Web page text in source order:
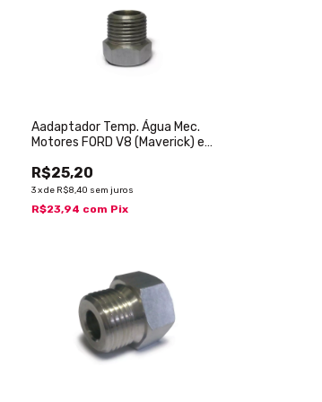
Aadaptador Temp. Água Mec.
Motores FORD V8 (Maverick) e
R$25,20
3 xde R$8,40 sem juros
R$23,94 com Pix